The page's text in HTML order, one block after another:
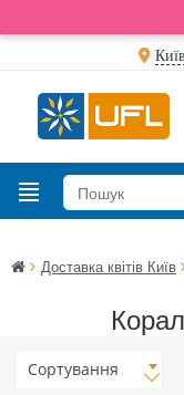
Київ
Доставка квітів Київ
Сортування